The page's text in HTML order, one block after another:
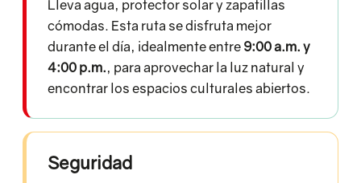
Lleva agua, protector solar y zapatillas
cómodas. Esta ruta se disfruta mejor
durante el día, idealmente entre 9:00 a.m. y
4:00 p.m., para aprovechar la luz natural y
encontrar los espacios culturales abiertos.
Seguridad